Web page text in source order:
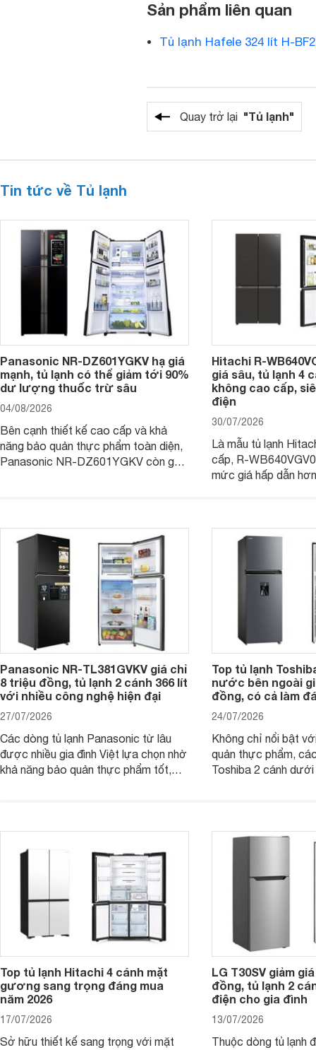
Sản phẩm liên quan
Tủ lạnh Hafele 324 lít H-
Quay trở lại "Tủ lạnh"
Tin tức về Tủ lạnh
Panasonic NR-DZ601YGKV hạ giá
mạnh, tủ lạnh có thể giảm tới 90%
dư lượng thuốc trừ sâu
04/08/2026
Bên cạnh thiết kế cao cấp và khả
năng bảo quản thực phẩm toàn diện,
Panasonic NR-DZ601YGKV còn gây
Hitachi R-
giá sâu, tủ lạnh 4
không cao cấp,
điện
30/07/2026
Là mẫu tủ lạnh
cấp, R-
mức giá hấp dẫn
nhiều công nghệ.
Panasonic NR-TL381GVKV giá chỉ
8 triệu đồng, tủ lạnh 2 cánh 366 lít
với nhiều công nghệ hiện đại
27/07/2026
Các dòng tủ lạnh Panasonic từ lâu
được nhiều gia đình Việt lựa chọn nhờ
khả năng bảo quản thực phẩm tốt,
phân khúc khiến không ít người dùng
phải cân nhắc. Trên thị trường hiện
Top tủ lạnh
nước bên ngoài
đồng, có cả làm
24/07/2026
Không chỉ nổi bật
quản thực phẩm,
Toshiba 2 cánh
Top tủ lạnh Hitachi 4 cánh mặt
gương sang trọng đáng mua
năm 2026
17/07/2026
Sở hữu thiết kế sang trọng với mặt
LG T30SV giảm
đồng, tủ lạnh 2
điện cho gia đình
13/07/2026
Thuộc dòng tủ lạnh